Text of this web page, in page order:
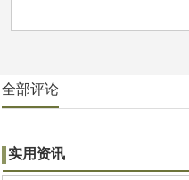
全部评论
实用资讯